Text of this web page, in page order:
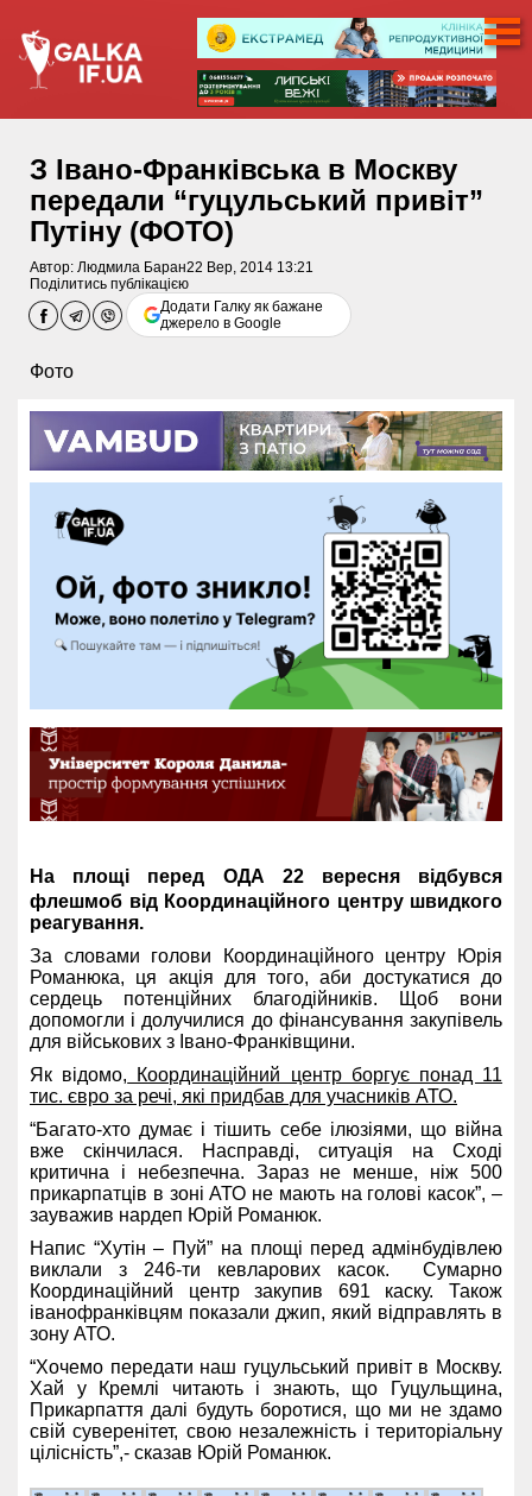
З Івано-Франківська в Москву
передали “гуцульський привіт”
Путіну (ФОТО)
Автор: Людмила Баран22 Вер, 2014 13:21
Поділитись публікацією
Додати Галку як бажане
джерело в Google
Фото
На площі перед ОДА 22 вересня відбувся
флешмоб від Координаційного центру швидкого
реагування.
За словами голови Координаційного центру Юрія
Романюка, ця акція для того, аби достукатися до
сердець потенційних благодійників. Щоб вони
допомогли і долучилися до фінансування закупівель
для військових з Івано-Франківщини.
Як відомо, Координаційний центр боргує понад 11
тис. євро за речі, які придбав для учасників АТО.
“Багато-хто думає і тішить себе ілюзіями, що війна
вже скінчилася. Насправді, ситуація на Сході
критична і небезпечна. Зараз не менше, ніж 500
прикарпатців в зоні АТО не мають на голові касок”, –
зауважив нардеп Юрій Романюк.
Напис “Хутін – Пуй” на площі перед адмінбудівлею
виклали з 246-ти кевларових касок. Сумарно
Координаційний центр закупив 691 каску. Також
іванофранківцям показали джип, який відправлять в
зону АТО.
“Хочемо передати наш гуцульський привіт в Москву.
Хай у Кремлі читають і знають, що Гуцульщина,
Прикарпаття далі будуть боротися, що ми не здамо
свій суверенітет, свою незалежність і територіальну
цілісність”,- сказав Юрій Романюк.